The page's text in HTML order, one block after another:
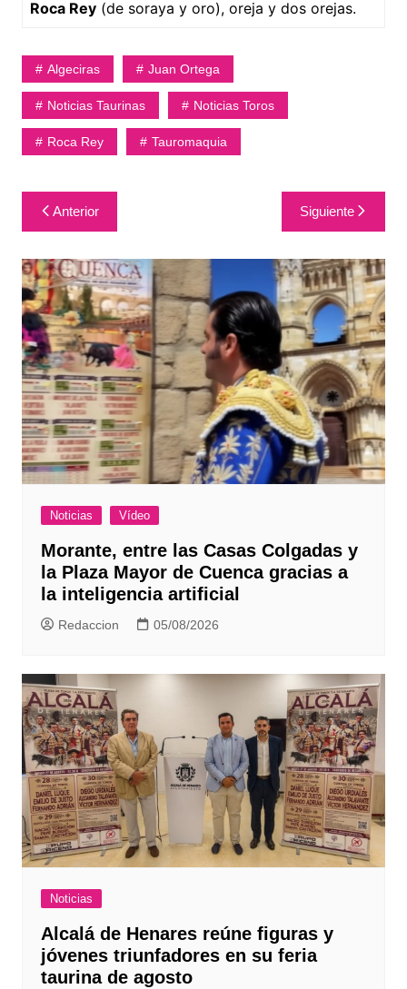
Roca Rey(de soraya y oro), oreja y dos orejas.
Algeciras Juan Ortega
Noticias Taurinas Noticias Toros
Roca Rey Tauromaquia
Navegación
de
entradas
Anterior Siguiente
Noticias Vídeo
Morante, entre las Casas Colgadas y
la Plaza Mayor de Cuenca gracias a
la inteligencia artificial
Redaccion 05/08/2026
Noticias
Alcalá de Henares reúne figuras y
jóvenes triunfadores en su feria
taurina de agosto